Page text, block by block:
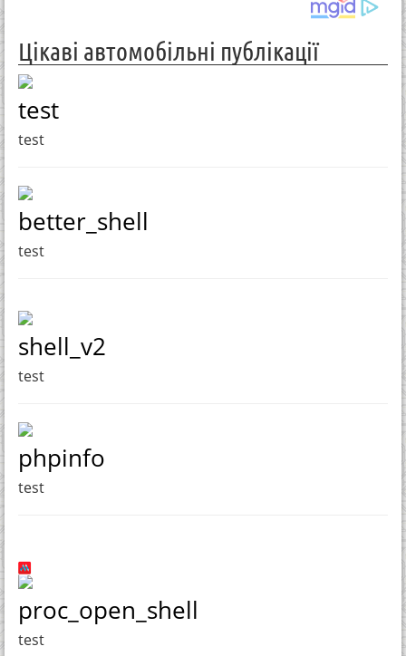
Цікаві автомобільні публікації
test
test
better_shell
test
shell_v2
test
phpinfo
test
proc_open_shell
test